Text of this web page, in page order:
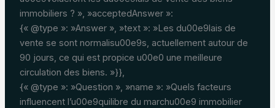
immobiliers ? », »acceptedAnswer »:
{« @type »: »Answer », »text »: »Les du00e9lais de
vente se sont normalisu00e9s, actuellement autour de
90 jours, ce qui est propice u00e0 une meilleure
circulation des biens. »}},
{« @type »: »Question », »name »: »Quels facteurs
influencent l’u00e9quilibre du marchu00e9 immobilier